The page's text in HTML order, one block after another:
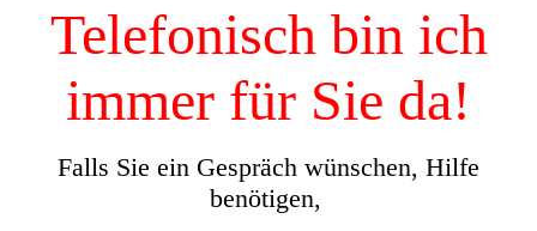
Telefonisch bin ich
immer für Sie da!
Falls Sie ein Gespräch wünschen, Hilfe
benötigen,